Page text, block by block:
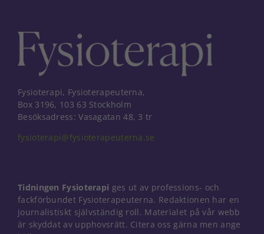
Fysioterapi, Fysioterapeuterna,
Box 3196, 103 63 Stockholm
Besöksadress: Vasagatan 48, 3 tr
fysioterapi@fysioterapeuterna.se
Tidningen Fysioterapi ges ut av professions- och
fackförbundet Fysioterapeuterna. Redaktionen har en
journalistiskt självständig roll. Materialet på vår webb
är skyddat av upphovsrätt. Citera oss gärna men ange